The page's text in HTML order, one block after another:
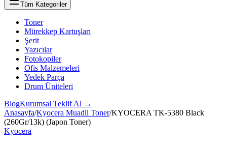
Tüm Kategoriler
Toner
Mürekkep Kartuşları
Şerit
Yazıcılar
Fotokopiler
Ofis Malzemeleri
Yedek Parça
Drum Üniteleri
BlogKurumsal Teklif Al →
Anasayfa/Kyocera Muadil Toner/KYOCERA TK-5380 Black
(260Gr/13k) (Japon Toner)
Kyocera